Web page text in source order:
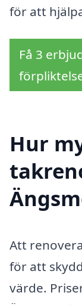
för att
Få 3
Hur
Att
för att
värde.